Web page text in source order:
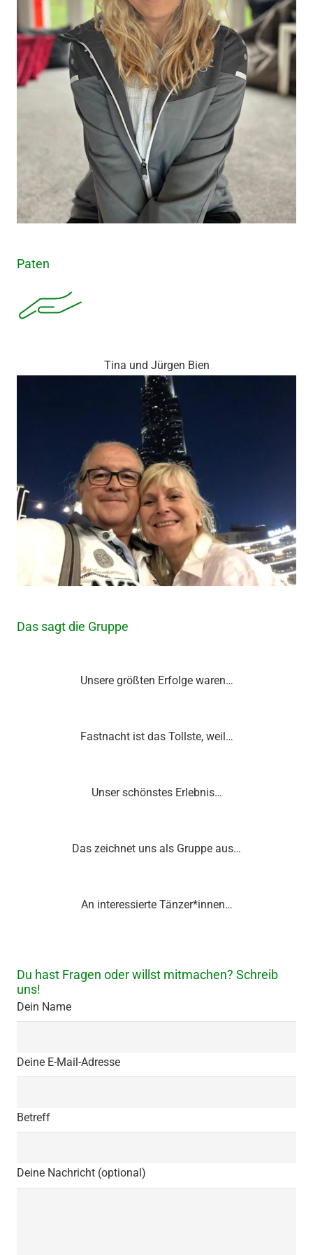
Paten
Tina und Jürgen Bien
Das sagt die Gruppe
Unsere größten Erfolge waren…
Fastnacht ist das Tollste, weil…
Unser schönstes Erlebnis…
Das zeichnet uns als Gruppe aus…
An interessierte Tänzer*innen…
Du hast Fragen oder willst mitmachen? Schreib
uns!
Dein Name
Deine E-Mail-Adresse
Betreff
Deine Nachricht (optional)